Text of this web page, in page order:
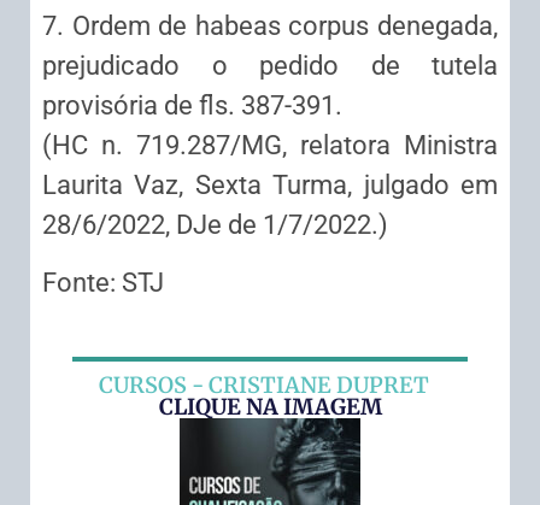
7. Ordem de habeas corpus denegada,
prejudicado o pedido de tutela
provisória de fls. 387-391.
(HC n. 719.287/MG, relatora Ministra
Laurita Vaz, Sexta Turma, julgado em
28/6/2022, DJe de 1/7/2022.)
Fonte: STJ
CURSOS - CRISTIANE DUPRET
CLIQUE NA IMAGEM